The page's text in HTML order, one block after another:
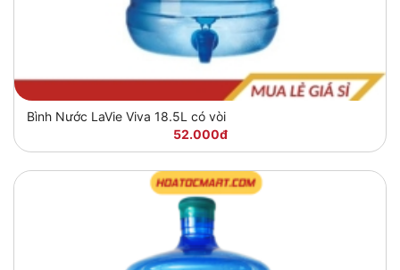
Bình Nước LaVie Viva 18.5L có vòi
52.000đ